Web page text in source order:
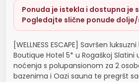
Ponuda je istekla i dostupna je
Pogledajte slične ponude
[WELLNESS ESCAPE] Savršen
Boutique Hotel 5* u Rogaškoj Slatini
noćenja s polupansionom za 2
bazenima i Oazi sauna te pregršt